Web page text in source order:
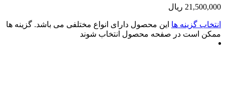
ریال
ها این محصول دارای انواع مختلفی می باشد. گزینه ها
در صفحه محصول انتخاب شوند